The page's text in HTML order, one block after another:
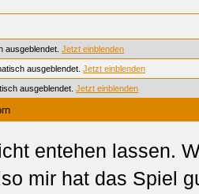
ausgeblendet. Jetzt einblenden
ausgeblendet. Jetzt einblenden
ausgeblendet. Jetzt einblenden
entehen lassen.
mir hat das Spiel